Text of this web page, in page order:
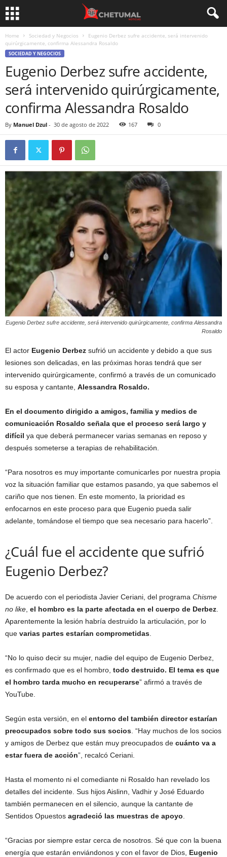
Home Sociedad y Negocios
Eugenio Derbez sufre accidente, será intervenido
quirúrgicamente, confirma Alessandra Rosaldo
SOCIEDAD Y NEGOCIOS
Eugenio Derbez sufre accidente,
será intervenido quirúrgicamente,
confirma Alessandra Rosaldo
By Manuel Dzul - 30 de agosto de 2022 167 0
Eugenio Derbez sufre accidente, será intervenido quirúrgicamente, confirma Alessandra
Rosaldo
El actor Eugenio Derbez sufrió un accidente y debido a que sus
lesiones son delicadas, en las próximas horas tendrá que ser
intervenido quirúrgicamente, confirmó a través de un comunicado
su esposa y cantante, Alessandra Rosaldo.
En el documento dirigido a amigos, familia y medios de
comunicación Rosaldo señala que el proceso será largo y
difícil ya que deberá permanecer varias semanas en reposo y
después someterse a terapias de rehabilitación.
“Para nosotros es muy importante comunicarles por nuestra propia
voz la situación familiar que estamos pasando, ya que sabemos el
cariño que nos tienen. En este momento, la prioridad es
enfocarnos en este proceso para que Eugenio pueda salir
adelante, tomándose el tiempo que sea necesario para hacerlo”.
¿Cuál fue el accidente que sufrió
Eugenio Derbez?
De acuerdo con el periodista Javier Ceriani, del programa Chisme
no like el hombro es la parte afectada en el cuerpo de Derbez
Aparentemente la lesión habría destruido la articulación, por lo
que varias partes estarían comprometidas
“No lo quiso decir su mujer, nadie del equipo de Eugenio Derbez,
es confirmado que es el hombro, todo destruido. El tema es que
el hombro tarda mucho en recuperarse” afirmó a través de
YouTube.
Según esta versión, en el entorno del también director estarían
preocupados sobre todo sus socios . “Hay muchos de los socios
y amigos de Derbez que están muy preocupados de cuánto va a
estar fuera de acción”, recalcó Ceriani.
Hasta el momento ni el comediante ni Rosaldo han revelado los
detalles del incidente. Sus hijos Aislinn, Vadhir y José Eduardo
también permanecen en el silencio, aunque la cantante de
Sentidos Opuestos agradeció las muestras de apoyo
“Gracias por siempre estar cerca de nosotros. Sé que con la buena
energía que estarán enviándonos y con el favor de Dios, Eugenio